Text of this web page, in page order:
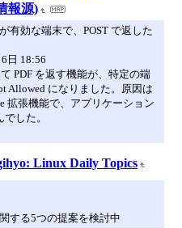
報源)
有効な端末で、POST で返した
日 18:56
PDF を返す機能が、特定の端
Allowed になりました。原因は
拡張機能で、アプリケーション
した。
Linux Daily Topics
する5つの提案を検討中